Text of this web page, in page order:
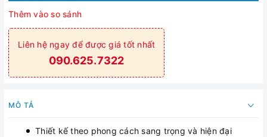
Thêm vào so sánh
Liên hệ ngay để được giá tốt nhất
090.625.7322
MÔ TẢ
Thiết kế theo phong cách sang trọng và hiện đại